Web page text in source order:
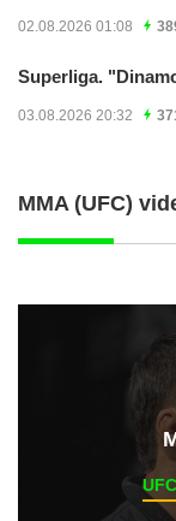
02.08.2026 01:08
Superliga.
03.08.2026 20:32
MMA (UFC)